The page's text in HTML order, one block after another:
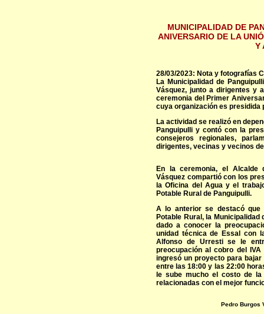
MUNICIPALIDAD DE
ANIVERSARIO DE LA
Y
28/03/2023: Nota y fotografías
La Municipalidad de
Vásquez, junto a dirigentes y
ceremonia del Primer
cuya organización es presidida
La actividad se realizó en
Panguipulli y contó con la
consejeros regionales,
dirigentes, vecinas y vecinos
En la ceremonia, el Alcalde
Vásquez compartió con los
la Oficina del Agua y el
Potable Rural de Panguipulli.
A lo anterior se destacó que
Potable Rural, la
dado a conocer la
unidad técnica de Essal con
Alfonso de Urresti se le
preocupación al cobro del
ingresó un proyecto para
entre las 18:00 y las 22:00
le sube mucho el costo de
relacionadas con el mejor
Pedro Burgos